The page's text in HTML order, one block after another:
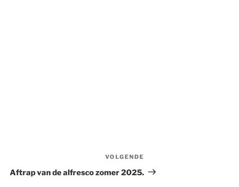
bericht
VOLGENDE
Aftrap van de alfresco zomer 2025.